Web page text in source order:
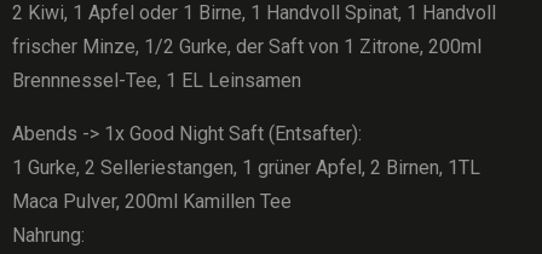
2 Kiwi, 1 Apfel oder 1 Birne, 1 Handvoll Spinat, 1 Handvoll
frischer Minze, 1/2 Gurke, der Saft von 1 Zitrone, 200ml
Brennnessel-Tee, 1 EL Leinsamen
Abends -> 1x Good Night Saft (Entsafter):
1 Gurke, 2 Selleriestangen, 1 grüner Apfel, 2 Birnen, 1TL
Maca Pulver, 200ml Kamillen Tee
Nahrung: